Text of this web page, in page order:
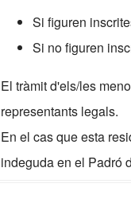
Si figuren
Si no figuren
El tràmit d'els/les
representants legals.
En el cas que esta
indeguda en el Padró